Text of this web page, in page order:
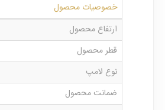
خصوصیات محصول
ارتفاع محصول
قطر محصول
نوع لامپ
ضمانت محصول